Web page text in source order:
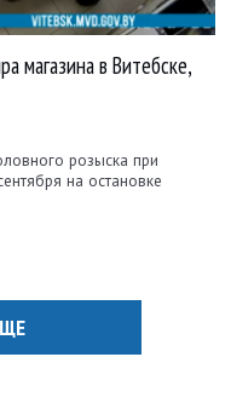
магазина в Витебске,
розыска при
на остановке